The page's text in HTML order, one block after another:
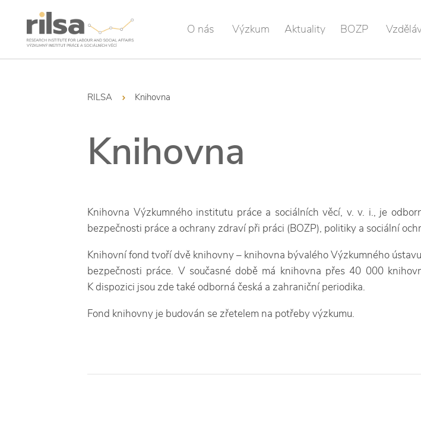
O nás Výzkum Aktuality BOZP
RILSA Knihovna
Knihovna
Knihovna Výzkumného institutu práce a sociálních věcí, v. v. i., je
bezpečnosti práce a ochrany zdraví při práci (BOZP), politiky a sociální
Knihovní fond tvoří dvě knihovny – knihovna bývalého Výzkumného
bezpečnosti práce. V současné době má knihovna přes 40 000
K dispozici jsou zde také odborná česká a zahraniční periodika.
Fond knihovny je budován se zřetelem na potřeby výzkumu.